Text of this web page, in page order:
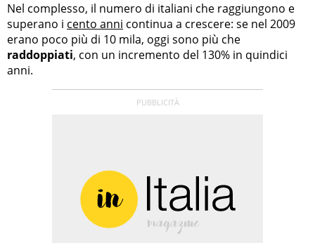
Nel complesso, il numero di italiani che raggiungono e
superano i cento anni continua a crescere: se nel 2009
erano poco più di 10 mila, oggi sono più che
raddoppiati, con un incremento del 130% in quindici
anni.